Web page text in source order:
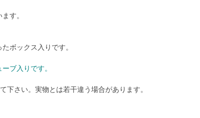
す。
ボックス入りです。
ブ入りです。
下さい。実物とは若干違う場合があります。